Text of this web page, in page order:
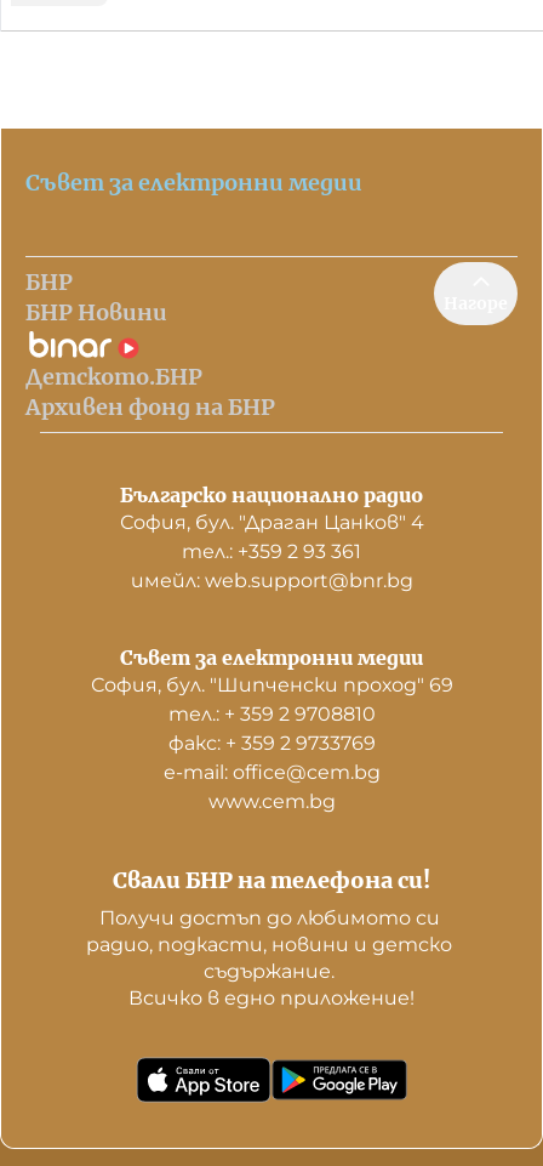
Съвет за електронни медии
БНР
БНР Новини
Детското.БНР
Архивен фонд на БНР
Българско национално радио
София, бул. "Драган Цанков" 4
тел.: +359 2 93 361
имейл: web.support@bnr.bg
Свали БНР на телефона си!
Получи достъп до любимото си
радио, подкасти, новини и детско
съдържание.
Всичко в едно приложение!
Съвет за електронни медии
София, бул. "Шипченски проход" 69
тел.: + 359 2 9708810
факс: + 359 2 9733769
е-mail: office@cem.bg
www.cem.bg